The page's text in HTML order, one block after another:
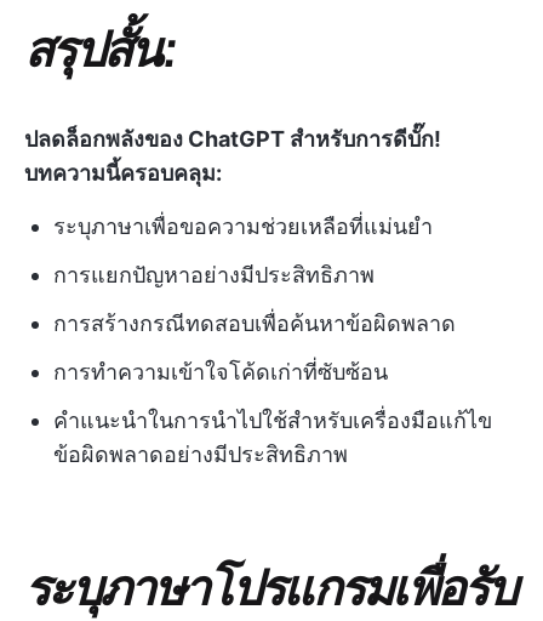
สรุปสั้น:
ปลดล็อกพลังของ ChatGPT สำหรับการดีบั๊ก!
บทความนี้ครอบคลุม:
ระบุภาษาเพื่อขอความช่วยเหลือที่แม่นยำ
การแยกปัญหาอย่างมีประสิทธิภาพ
การสร้างกรณีทดสอบเพื่อค้นหาข้อผิดพลาด
การทำความเข้าใจโค้ดเก่าที่ซับซ้อน
คำแนะนำในการนำไปใช้สำหรับเครื่องมือแก้ไข
ข้อผิดพลาดอย่างมีประสิทธิภาพ
ระบุภาษาโปรแกรมเพื่อรับ